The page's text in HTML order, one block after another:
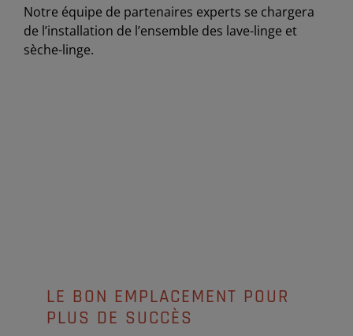
Notre équipe de partenaires experts se chargera
de l’installation de l’ensemble des lave-linge et
sèche-linge.
LE BON EMPLACEMENT POUR
PLUS DE SUCCÈS